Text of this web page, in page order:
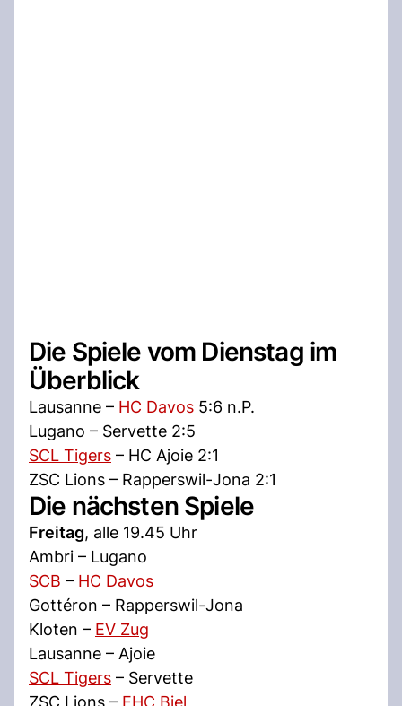
Die Spiele vom Dienstag im
Überblick
Lausanne – HC Davos 5:6 n.P.
Lugano – Servette 2:5
SCL Tigers – HC Ajoie 2:1
ZSC Lions – Rapperswil-Jona 2:1
Die nächsten Spiele
Freitag, alle 19.45 Uhr
Ambri – Lugano
SCB – HC Davos
Gottéron – Rapperswil-Jona
Kloten – EV Zug
Lausanne – Ajoie
SCL Tigers – Servette
ZSC Lions – EHC Biel